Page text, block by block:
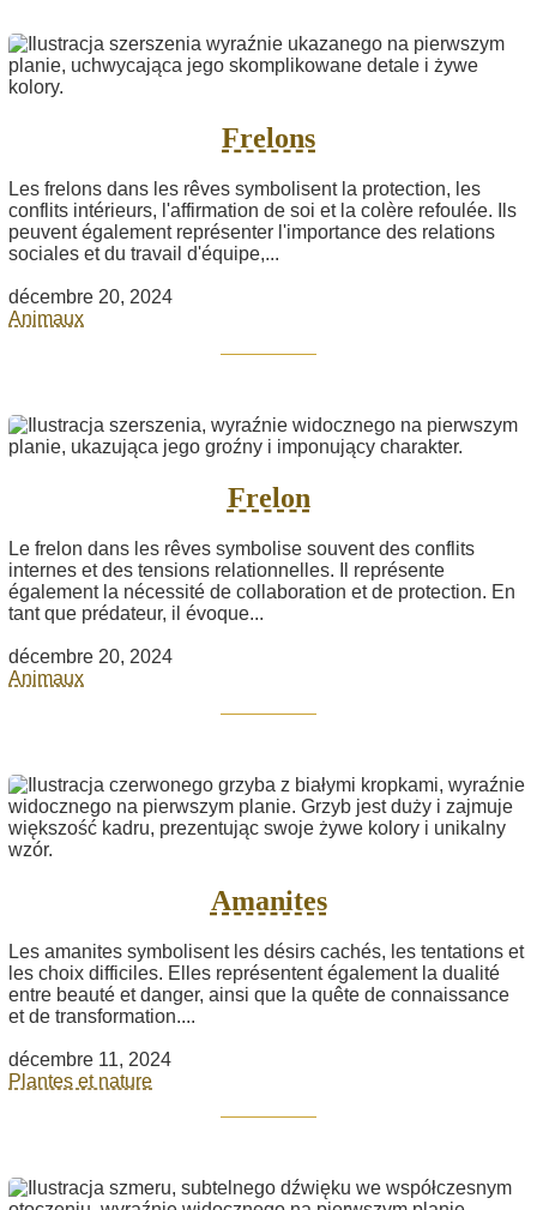
Frelons
Les frelons dans les rêves symbolisent la protection, les
conflits intérieurs, l'affirmation de soi et la colère refoulée. Ils
peuvent également représenter l'importance des relations
sociales et du travail d'équipe,...
décembre 20, 2024
Animaux
Frelon
Le frelon dans les rêves symbolise souvent des conflits
internes et des tensions relationnelles. Il représente
également la nécessité de collaboration et de protection. En
tant que prédateur, il évoque...
décembre 20, 2024
Animaux
Amanites
Les amanites symbolisent les désirs cachés, les tentations et
les choix difficiles. Elles représentent également la dualité
entre beauté et danger, ainsi que la quête de connaissance
et de transformation....
décembre 11, 2024
Plantes et nature